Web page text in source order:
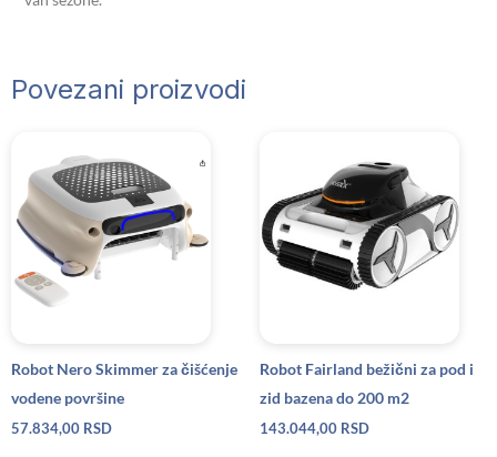
Povezani proizvodi
Robot Nero Skimmer za čišćenje
vodene površine
57.834,00 RSD
Robot Fairland bežični za pod i
zid bazena do 200 m2
143.044,00 RSD